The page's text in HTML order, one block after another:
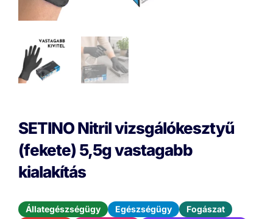
SETINO Nitril vizsgálókesztyű
(fekete) 5,5g vastagabb
kialakítás
Állategészségügy Egészségügy
Fogászat